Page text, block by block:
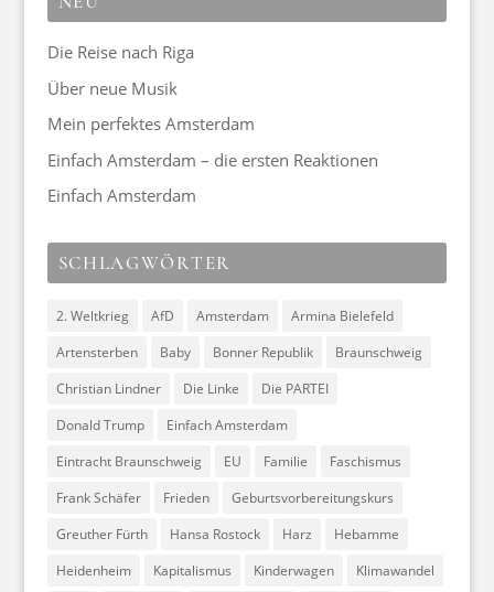
Die Reise nach Riga
Über neue Musik
Mein perfektes Amsterdam
Einfach Amsterdam – die ersten Reaktionen
Einfach Amsterdam
SCHLAGWÖRTER
2. Weltkrieg AfD Amsterdam
Armina Bielefeld
Artensterben
Baby Bonner Republik
Braunschweig
Christian Lindner
Die Linke
Die PARTEI
Donald Trump
Einfach Amsterdam
Eintracht Braunschweig
EU Familie
Faschismus
Frank Schäfer
Frieden
Geburtsvorbereitungskurs
Greuther Fürth
Hansa Rostock Harz
Hebamme
Heidenheim
Kapitalismus Kinderwagen
Klimawandel